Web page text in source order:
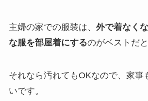
主婦の家での服装は、 外で着なく
な服を部屋着にするのがベストだ
それなら汚れてもOKなので、家事
いです。